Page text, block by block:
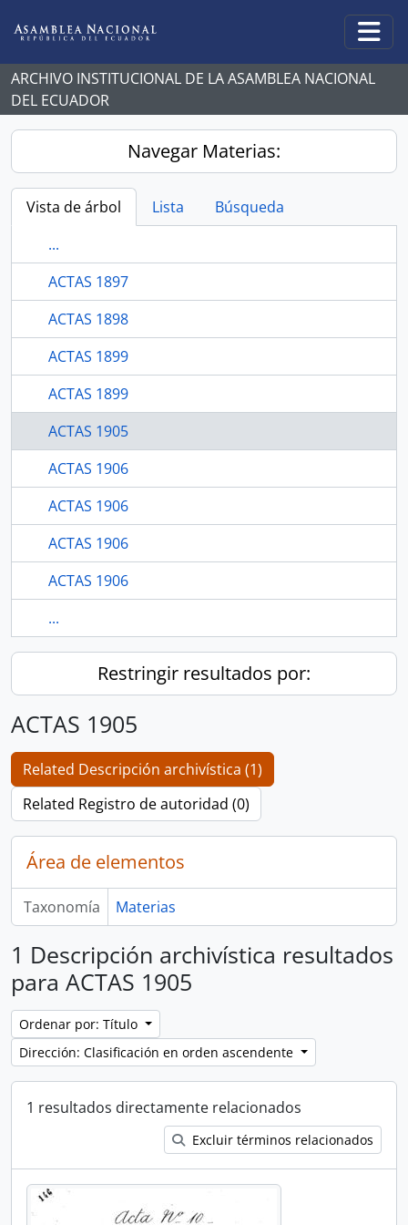
ARCHIVO INSTITUCIONAL DE LA ASAMBLEA NACIONAL
DEL ECUADOR
Navegar Materias:
Vista de árbol Lista
Búsqueda
...
ACTAS 1897
ACTAS 1898
ACTAS 1899
ACTAS 1899
ACTAS 1905
ACTAS 1906
ACTAS 1906
ACTAS 1906
ACTAS 1906
...
Restringir resultados por:
ACTAS 1905
Related Descripción archivística (1)
Related Registro de autoridad (0)
Área de elementos
Taxonomía Materias
1 Descripción archivística resultados
para ACTAS 1905
Ordenar por: Título
Dirección: Clasificación en orden ascendente
1 resultados directamente relacionados
Excluir términos relacionados